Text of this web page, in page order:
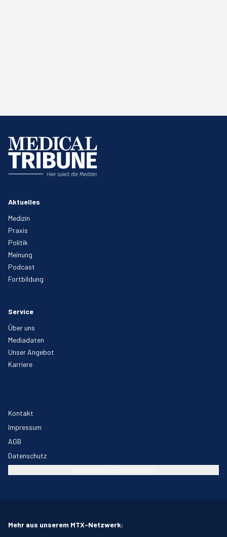
Aktuelles
Medizin
Praxis
Politik
Meinung
Podcast
Fortbildung
Service
Über uns
Mediadaten
Unser Angebot
Karriere
Kontakt
Impressum
AGB
Datenschutz
Mehr aus unserem MTX-Netzwerk: